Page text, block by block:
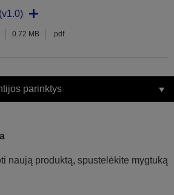
0.72 MB .pdf
parinktys
naują produktą, spustelėkite mygtuką